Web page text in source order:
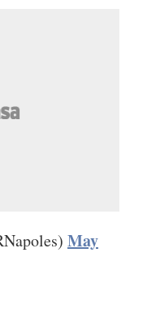
May